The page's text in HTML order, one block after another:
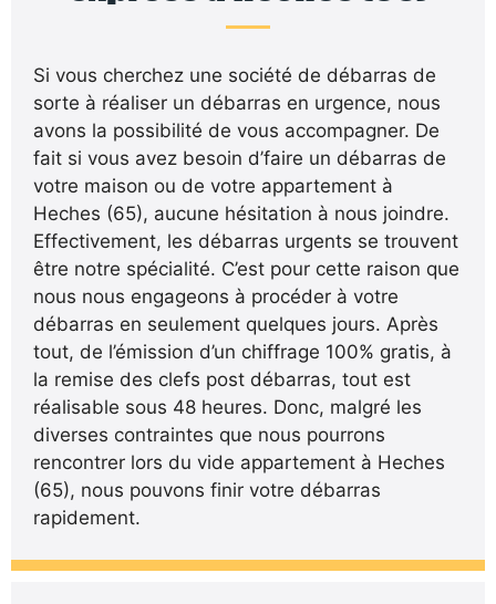
Si vous cherchez une société de débarras de
sorte à réaliser un débarras en urgence, nous
avons la possibilité de vous accompagner. De
fait si vous avez besoin d’faire un débarras de
votre maison ou de votre appartement à
Heches (65), aucune hésitation à nous joindre.
Effectivement, les débarras urgents se trouvent
être notre spécialité. C’est pour cette raison que
nous nous engageons à procéder à votre
débarras en seulement quelques jours. Après
tout, de l’émission d’un chiffrage 100% gratis, à
la remise des clefs post débarras, tout est
réalisable sous 48 heures. Donc, malgré les
diverses contraintes que nous pourrons
rencontrer lors du vide appartement à Heches
(65), nous pouvons finir votre débarras
rapidement.